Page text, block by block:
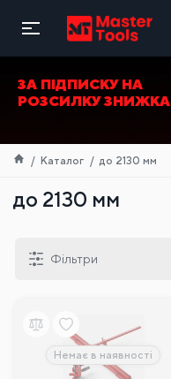
ЗА ПІДПИСКУ НА
РОЗСИЛКУ ЗНИЖКА
Каталог до 2130 мм
до 2130 мм
Фільтри
Немає в наявності